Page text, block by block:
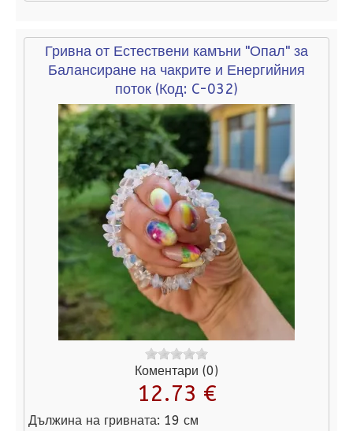
Гривна от Естествени камъни "Опал" за
Балансиране на чакрите и Енергийния
поток (Код: C-032)
Коментари (0)
12.73 €
Дължина на гривната: 19 см